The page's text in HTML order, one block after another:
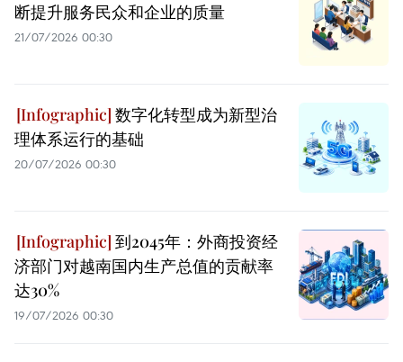
断提升服务民众和企业的质量
21/07/2026 00:30
数字化转型成为新型治
理体系运行的基础
20/07/2026 00:30
到2045年：外商投资经
济部门对越南国内生产总值的贡献率
达30%
19/07/2026 00:30